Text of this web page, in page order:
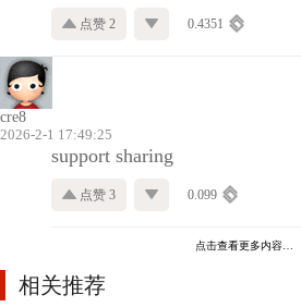
点赞 2 0.4351
cre8
2026-2-1 17:49:25
support sharing
点赞 3 0.099
点击查看更多内容…
相关推荐